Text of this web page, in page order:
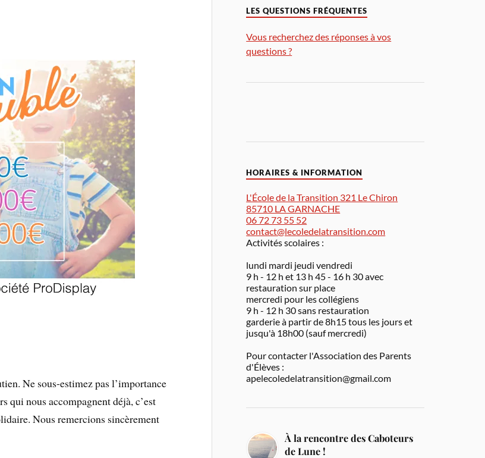
Ne sous-estimez pas l’importance
qui nous accompagnent déjà, c’est
Nous remercions sincèrement
LES QUESTIONS FRÉQUENTES
Vous recherchez des réponses à vos
questions ?
HORAIRES & INFORMATION
L'École de la Transition 321 Le Chiron
85710 LA GARNACHE
06 72 73 55 52
contact@lecoledelatransition.com
Activités scolaires :
lundi mardi jeudi vendredi
9 h - 12 h et 13 h 45 - 16 h 30 avec
restauration sur place
mercredi pour les collégiens
9 h - 12 h 30 sans restauration
garderie à partir de 8h15 tous les jours et
jusqu'à 18h00 (sauf mercredi)
Pour contacter l'Association des Parents
d'Élèves :
apelecoledelatransition@gmail.com
À la rencontre des Caboteurs
de Lune !